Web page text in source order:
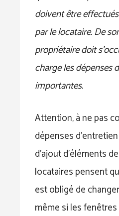
doivent être
par le locataire. De
propriétaire doit
charge les dépenses
importantes.
Attention, à ne pas
dépenses
d’ajout d’éléments
locataires pensent
est obligé de
même si les